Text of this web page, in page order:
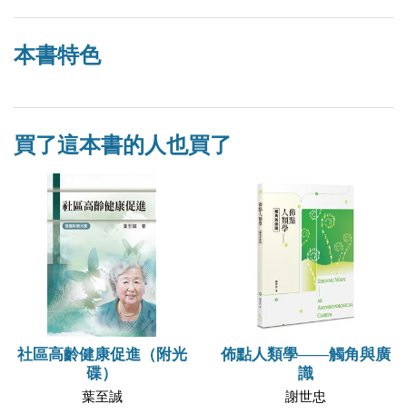
本書特色
買了這本書的人也買了
社區高齡健康促進（附光
碟）
葉至誠
佈點人類學——觸角與廣
識
謝世忠